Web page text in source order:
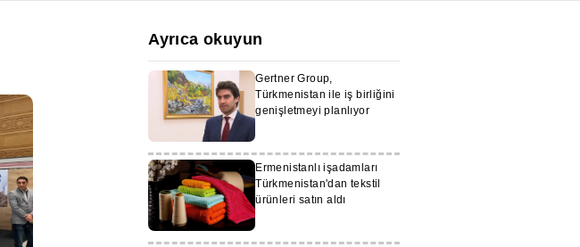
Ayrıca okuyun
Gertner Group,
Türkmenistan ile iş birliğini
genişletmeyi planlıyor
Ermenistanlı işadamları
Türkmenistan'dan tekstil
ürünleri satın aldı